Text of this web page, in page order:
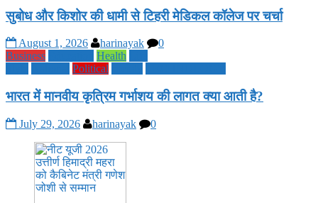
सुबोध और किशोर की धामी से टिहरी मेडिकल कॉलेज पर चर्चा
August 1, 2026 harinayak
0
Business
Health
Political
भारत में मानवीय कृत्रिम गर्भाशय की लागत क्या आती है?
July 29, 2026 harinayak 0